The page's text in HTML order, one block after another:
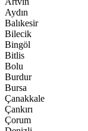
Aydın
Balıkesir
Bilecik
Bingöl
Bitlis
Bolu
Burdur
Bursa
Çanakkale
Çankırı
Çorum